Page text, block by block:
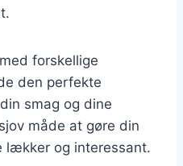
forskellige
den perfekte
smag og dine
måde at gøre din
lækker og interessant.